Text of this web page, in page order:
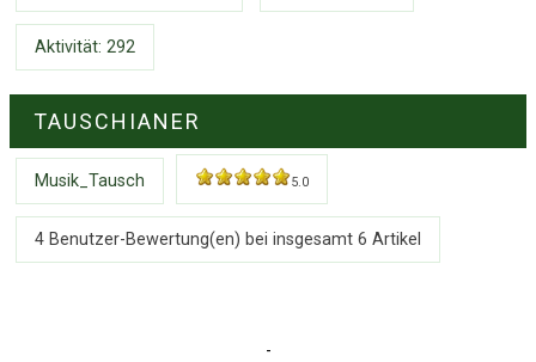
Aktivität: 292
TAUSCHIANER
Musik_Tausch 5.0
4 Benutzer-Bewertung(en) bei insgesamt 6 Artikel
-